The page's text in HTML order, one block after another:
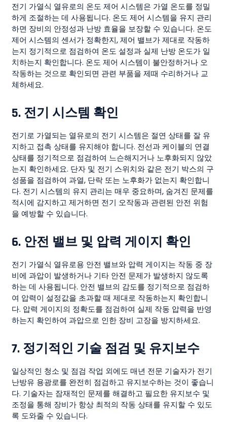
전기 가열식 열유로의 온도 제어 시스템은 가열 온도를 정밀
하게 조절하는 데 사용됩니다. 온도 제어 시스템을 유지 관리
하면 장비의 안정성과 난방 효율을 보장할 수 있습니다. 온도
제어 시스템의 센서가 정확한지, 제어 밸브가 제대로 작동하
는지 정기적으로 점검하여 온도 설정과 실제 난방 온도가 일
치하는지 확인합니다. 온도 제어 시스템이 불안정하거나 오
작동하는 것으로 확인되면 관련 부품을 제때 수리하거나 교
체하세요.
5. 전기 시스템 확인
전기로 가열되는 열유로의 전기 시스템은 절연 상태를 잘 유
지하고 접촉 상태를 유지해야 합니다. 전선과 케이블의 연결
상태를 정기적으로 점검하여 느슨해지거나 노후화되지 않았
는지 확인하세요. 단자 및 전기 스위치와 같은 전기 박스의 구
성품을 점검하여 과열, 단락 또는 노후화가 없는지 확인합니
다. 전기 시스템의 유지 관리는 매우 중요하며, 숨겨진 문제를
적시에 감지하고 제거하면 전기 오작동과 관련된 안전 위험
을 예방할 수 있습니다.
6. 안전 밸브 및 압력 게이지 확인
전기 가열식 열유로용 안전 밸브와 압력 게이지는 작동 중 장
비에 과압이 발생하거나 기타 안전 문제가 발생하지 않도록
하는 데 사용됩니다. 안전 밸브의 감도를 정기적으로 점검하
여 압력이 설정값을 초과할 때 제대로 작동하는지 확인합니
다. 압력 게이지의 정확도를 점검하여 실제 작동 압력을 반영
하는지 확인하여 과압으로 인한 장비 고장을 방지하세요.
7. 정기적인 기술 점검 및 유지보수
일상적인 청소 및 점검 작업 외에도 매년 전문 기술자가 전기
난방유 용광로를 완전히 점검하고 유지보수하는 것이 좋습니
다. 기술자는 잠재적인 문제를 해결하고 필요한 유지보수 및
조정을 통해 장비가 항상 최적의 작동 상태를 유지할 수 있도
록 도와줄 수 있습니다.